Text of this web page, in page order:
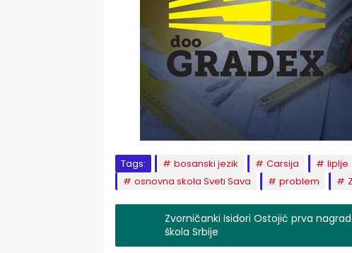
Tags: bosanski jezik Carsija liplje
osnovna skola Sveti Sava
problem
Zvorničanki Isidori Ostojić prva
škola Srbije